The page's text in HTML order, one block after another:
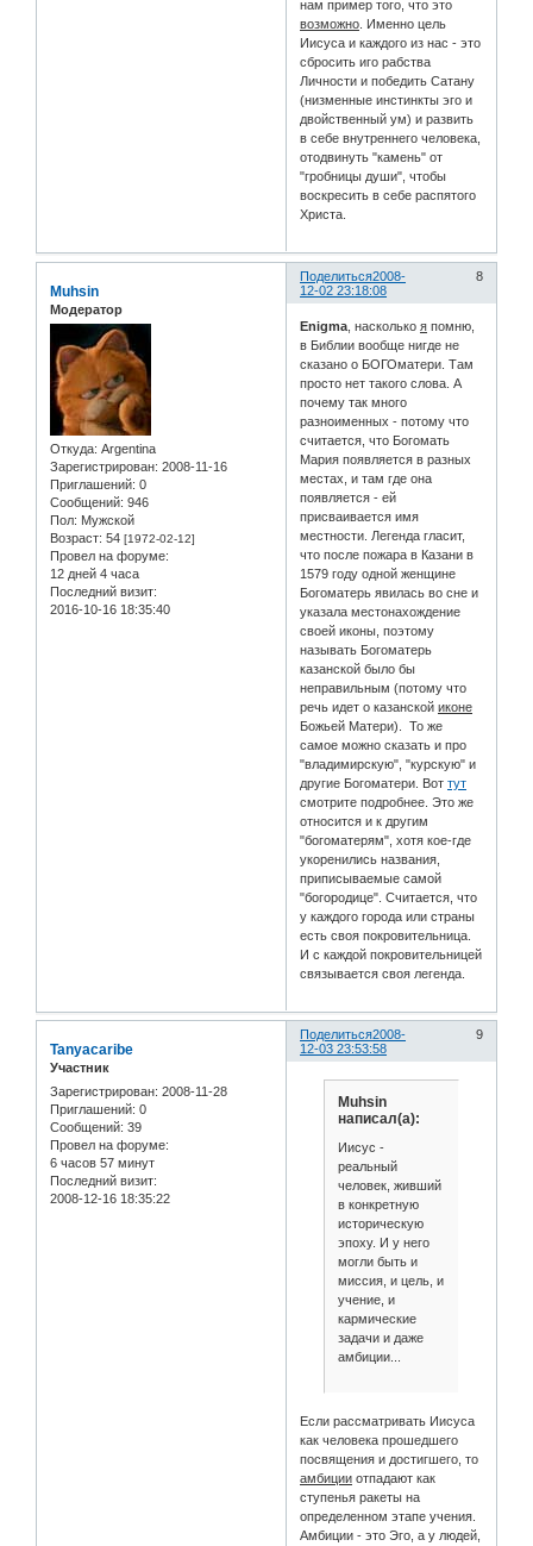
нам пример того, что это
возможно . Именно цель
Иисуса и каждого из нас - это
сбросить иго рабства
Личности и победить Сатану
(низменные инстинкты эго и
двойственный ум) и развить
в себе внутреннего человека,
отодвинуть "камень" от
"гробницы души", чтобы
воскресить в себе распятого
Христа.
Поделиться 8
2008-
12-02 23:18:08
Muhsin
Модератор
Откуда: Argentina
Зарегистрирован: 2008-11-16
Приглашений: 0
Сообщений: 946
Пол: Мужской
Возраст: 54 [1972-02-12]
Провел на форуме:
12 дней 4 часа
Последний визит:
2016-10-16 18:35:40
Enigma , насколькоя помню,
в Библии вообще нигде не
сказано о БОГОматери. Там
просто нет такого слова. А
почему так много
разноименных - потому что
считается, что Богомать
Мария появляется в разных
местах, и там где она
появляется - ей
присваивается имя
местности. Легенда гласит,
что после пожара в Казани в
1579 году одной женщине
Богоматерь явилась во сне и
указала местонахождение
своей иконы, поэтому
называть Богоматерь
казанской было бы
неправильным (потому что
речь идет о казанскойиконе
Божьей Матери). То же
самое можно сказать и про
"владимирскую", "курскую" и
другие Богоматери. Воттут
смотрите подробнее. Это же
относится и к другим
"богоматерям", хотя кое-где
укоренились названия,
приписываемые самой
"богородице". Считается, что
у каждого города или страны
есть своя покровительница.
И с каждой покровительницей
связывается своя легенда.
Поделиться 9
2008-
12-03 23:53:58
Tanyacaribe
Участник
Зарегистрирован: 2008-11-28
Приглашений: 0
Сообщений: 39
Провел на форуме:
6 часов 57 минут
Последний визит:
2008-12-16 18:35:22
Muhsin
написал(а):
Иисус -
реальный
человек, живший
в конкретную
историческую
эпоху. И у него
могли быть и
миссия, и цель, и
учение, и
кармические
задачи и даже
амбиции...
Если рассматривать Иисуса
как человека прошедшего
посвящения и достигшего, то
амбиции отпадают как
ступенья ракеты на
определенном этапе учения.
Амбиции - это Эго, а у людей,